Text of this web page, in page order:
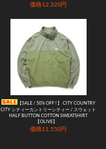
価格12,320円
【SALE / 50% OFF ! 】 CITY COUNTRY
CITY シティーカントリーシティー / スウェット
HALF BUTTON COTTON SWEATSHIRT
【OLIVE】
価格11,550円